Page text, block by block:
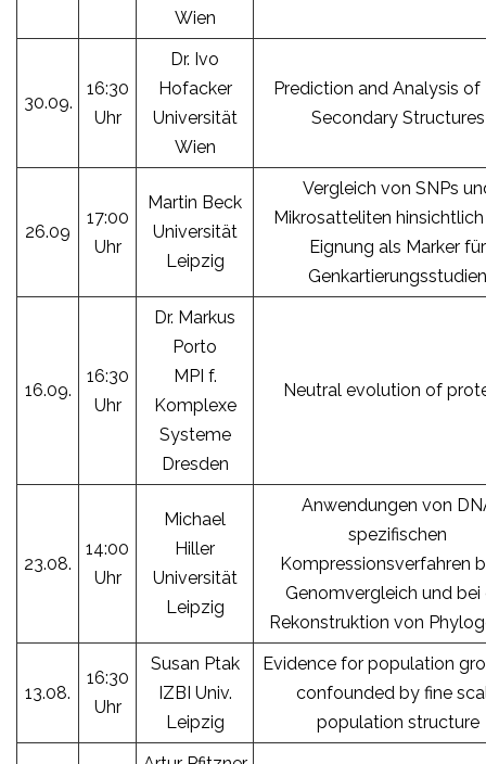
Wien
30.09.
16:30
Uhr
Dr. Ivo
Hofacker
Universität
Wien
Prediction and Analysis of
Secondary Structures
26.09
17:00
Uhr
Martin Beck
Universität
Leipzig
Vergleich von SNPs
Mikrosatteliten hinsichtlich
Eignung als Marker für
Genkartierungsstudien
16.09.
16:30
Uhr
Dr. Markus
Porto
MPI f.
Komplexe
Systeme
Dresden
Neutral evolution of
23.08.
14:00
Uhr
Michael
Hiller
Universität
Leipzig
Anwendungen von
spezifischen
Kompressionsverfahren
Genomvergleich und bei
Rekonstruktion von
13.08.
16:30
Uhr
Susan Ptak
IZBI Univ.
Leipzig
Evidence for population
confounded by fine
population structure